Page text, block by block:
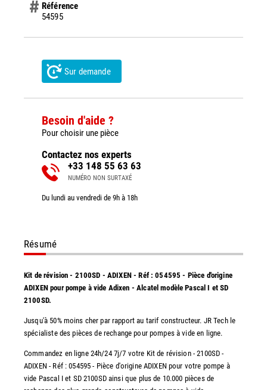
Référence
54595
Sur demande
Besoin d'aide ?
Pour choisir une pièce
Contactez nos experts
+33 148 55 63 63
NUMÉRO NON SURTAXÉ
Du lundi au vendredi de 9h à 18h
Résumé
Kit de révision - 2100SD - ADIXEN - Réf : 054595 - Pièce d'origine
ADIXEN pour pompe à vide Adixen - Alcatel modèle Pascal I et SD
2100SD.
Jusqu'à 50% moins cher par rapport au tarif constructeur. JR Tech le
spécialiste des pièces de rechange pour pompes à vide en ligne.
Commandez en ligne 24h/24 7j/7 votre Kit de révision - 2100SD -
ADIXEN - Réf : 054595 - Pièce d'origine ADIXEN pour votre pompe à
vide Pascal I et SD 2100SD ainsi que plus de 10.000 pièces de